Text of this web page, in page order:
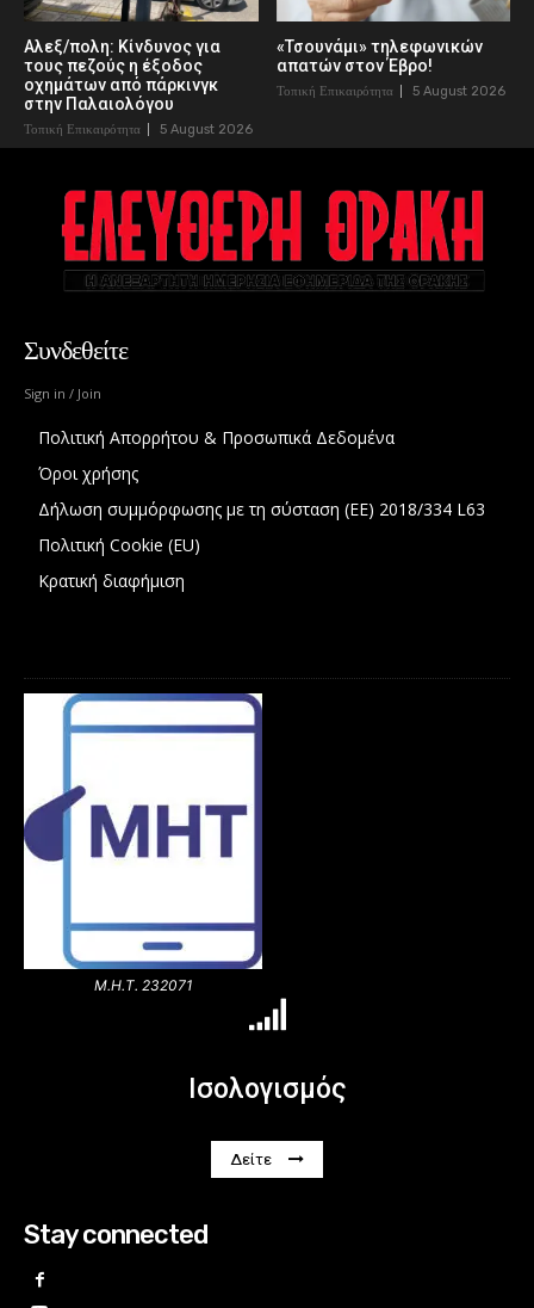
Αλεξ/πολη: Κίνδυνος για
τους πεζούς η έξοδος
οχημάτων από πάρκινγκ
στην Παλαιολόγου
Τοπική Επικαιρότητα 5 August 2026
«Τσουνάμι» τηλεφωνικών
απατών στον Έβρο!
Τοπική Επικαιρότητα 5 August 2026
Συνδεθείτε
Sign in / Join
Πολιτική Απορρήτου & Προσωπικά Δεδομένα
Όροι χρήσης
Δήλωση συμμόρφωσης με τη σύσταση (ΕΕ) 2018/334 L63
Πολιτική Cookie (EU)
Κρατική διαφήμιση
Μ.Η.Τ. 232071
Ισολογισμός
Δείτε
Stay connected